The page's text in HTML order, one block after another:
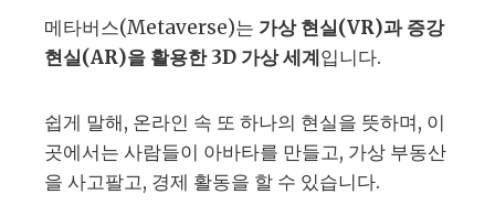
메타버스(Metaverse)는 가상 현실(VR)과 증강
현실(AR)을 활용한 3D 가상 세계입니다.
쉽게 말해, 온라인 속 또 하나의 현실을 뜻하며, 이
곳에서는 사람들이 아바타를 만들고, 가상 부동산
을 사고팔고, 경제 활동을 할 수 있습니다.